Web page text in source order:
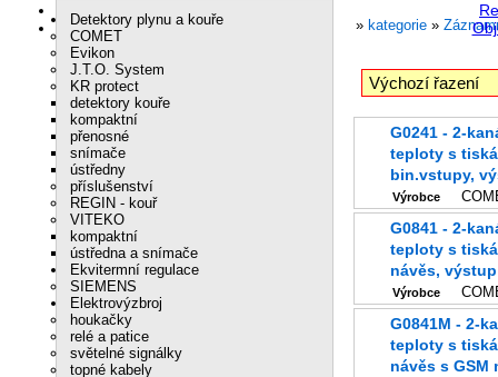
» kategorie »
G0241 - 2-kanál. záznam
teploty s
bin.vstupy,
Výrobce
G0841 - 2-kanál. záznam
teploty s
návěs, výstup
Výrobce
G0841M - 2-kanál. záznam
teploty s
návěs s GSM
Detektory plynu a kouře
COMET
Evikon
J.T.O. System
KR protect
detektory kouře
kompaktní
přenosné
snímače
ústředny
příslušenství
REGIN - kouř
VITEKO
kompaktní
ústředna a snímače
Ekvitermní regulace
SIEMENS
Elektrovýzbroj
houkačky
relé a patice
světelné signálky
topné kabely